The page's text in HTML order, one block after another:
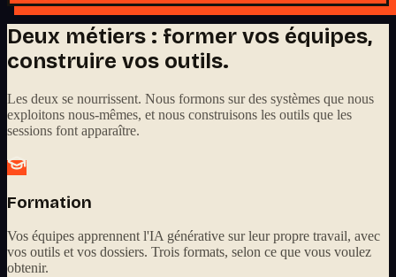
Deux métiers : former vos équipes,
construire vos outils.
Les deux se nourrissent. Nous formons sur des systèmes que nous
exploitons nous-mêmes, et nous construisons les outils que les
sessions font apparaître.
Formation
Vos équipes apprennent l'IA générative sur leur propre travail, avec
vos outils et vos dossiers. Trois formats, selon ce que vous voulez
obtenir.